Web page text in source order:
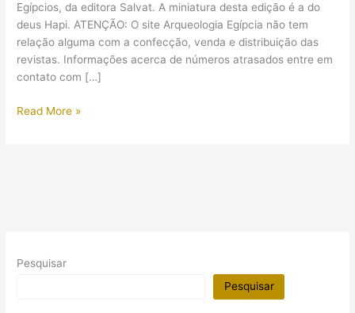
Egípcios, da editora Salvat. A miniatura desta edição é a do
deus Hapi. ATENÇÃO: O site Arqueologia Egípcia não tem
relação alguma com a confecção, venda e distribuição das
revistas. Informações acerca de números atrasados entre em
contato com […]
Revista
está
Read More »
Pesquisar
Pesquisar